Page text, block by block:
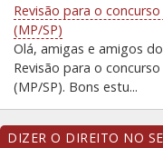
Revisão para o
(MP/SP)
Olá, amigas e amigos
Revisão para o
(MP/SP). Bons estu...
DIZER O DIREITO NO